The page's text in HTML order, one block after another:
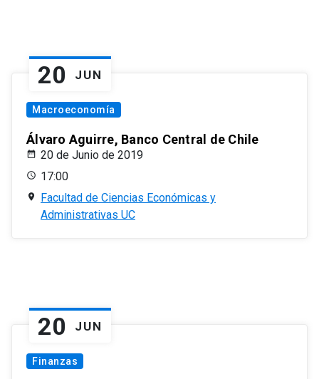
20 JUN
Macroeconomía
Álvaro Aguirre, Banco Central de Chile
20 de Junio de 2019
17:00
Facultad de Ciencias Económicas y
Administrativas UC
20 JUN
Finanzas